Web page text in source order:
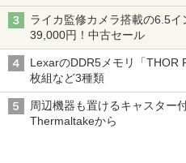
ライカ監修カメラ搭載の6.5
39,000円！中古セール
LexarのDDR5メモリ「THOR
枚組など3種類
周辺機器も置けるキャスター
Thermaltakeから